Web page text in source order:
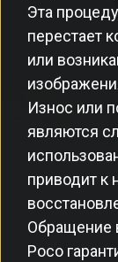
Эта
перестает
или
Износ или
являются
приводит к
Обращение
Poco